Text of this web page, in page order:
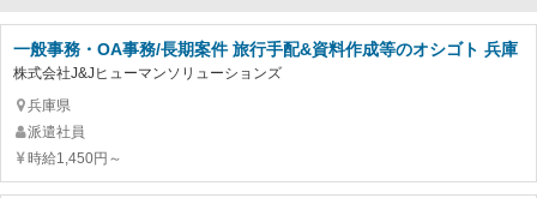
一般事務・OA事務/長期案件 旅行手配&資料作成等のオシゴト 兵庫
株式会社J&Jヒューマンソリューションズ
兵庫県
派遣社員
時給1,450円～